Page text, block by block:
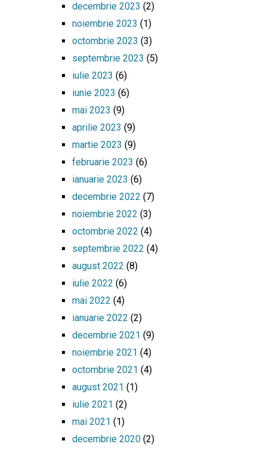
decembrie 2023 (2)
noiembrie 2023 (1)
octombrie 2023 (3)
septembrie 2023 (5)
iulie 2023 (6)
iunie 2023 (6)
mai 2023 (9)
aprilie 2023 (9)
martie 2023 (9)
februarie 2023 (6)
ianuarie 2023 (6)
decembrie 2022 (7)
noiembrie 2022 (3)
octombrie 2022 (4)
septembrie 2022 (4)
august 2022 (8)
iulie 2022 (6)
mai 2022 (4)
ianuarie 2022 (2)
decembrie 2021 (9)
noiembrie 2021 (4)
octombrie 2021 (4)
august 2021 (1)
iulie 2021 (2)
mai 2021 (1)
decembrie 2020(2)